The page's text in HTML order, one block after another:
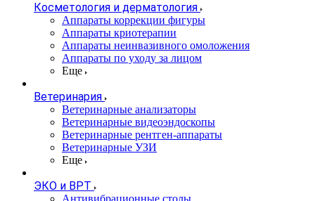
Косметология и дерматология
Аппараты коррекции фигуры
Аппараты криотерапии
Аппараты неинвазивного омоложения
Аппараты по уходу за лицом
Еще
Ветеринария
Ветеринарные анализаторы
Ветеринарные видеоэндоскопы
Ветеринарные рентген-аппараты
Ветеринарные УЗИ
Еще
ЭКО и ВРТ
Антивибрационные столы